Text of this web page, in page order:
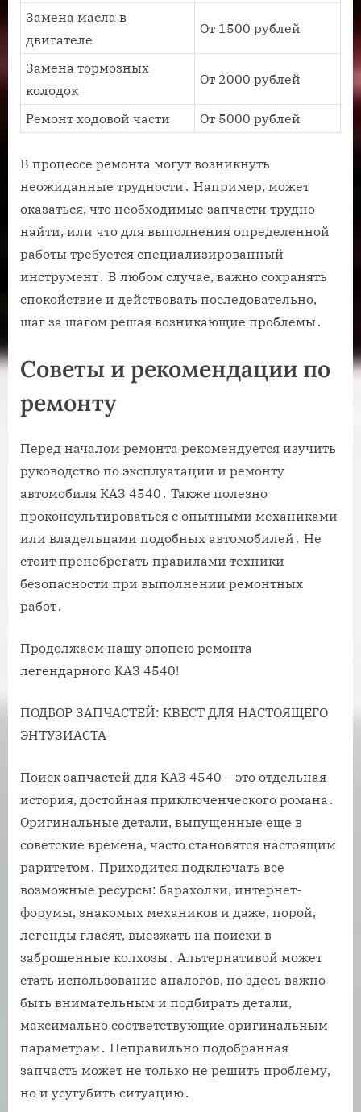
Замена масла в
двигателе
От 1500 рублей
Замена тормозных
колодок
От 2000 рублей
Ремонт ходовой части От 5000 рублей
В процессе ремонта могут возникнуть
неожиданные трудности․ Например, может
оказаться, что необходимые запчасти трудно
найти, или что для выполнения определенной
работы требуется специализированный
инструмент․ В любом случае, важно сохранять
спокойствие и действовать последовательно,
шаг за шагом решая возникающие проблемы․
Советы и рекомендации по
ремонту
Перед началом ремонта рекомендуется изучить
руководство по эксплуатации и ремонту
автомобиля КАЗ 4540․ Также полезно
проконсультироваться с опытными механиками
или владельцами подобных автомобилей․ Не
стоит пренебрегать правилами техники
безопасности при выполнении ремонтных
работ․
Продолжаем нашу эпопею ремонта
легендарного КАЗ 4540!
ПОДБОР ЗАПЧАСТЕЙ: КВЕСТ ДЛЯ НАСТОЯЩЕГО
ЭНТУЗИАСТА
Поиск запчастей для КАЗ 4540 – это отдельная
история, достойная приключенческого романа․
Оригинальные детали, выпущенные еще в
советские времена, часто становятся настоящим
раритетом․ Приходится подключать все
возможные ресурсы: барахолки, интернет-
форумы, знакомых механиков и даже, порой,
легенды гласят, выезжать на поиски в
заброшенные колхозы․ Альтернативой может
стать использование аналогов, но здесь важно
быть внимательным и подбирать детали,
максимально соответствующие оригинальным
параметрам․ Неправильно подобранная
запчасть может не только не решить проблему,
но и усугубить ситуацию․